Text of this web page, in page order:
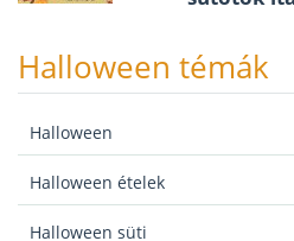
Halloween témák
Halloween
Halloween ételek
Halloween süti